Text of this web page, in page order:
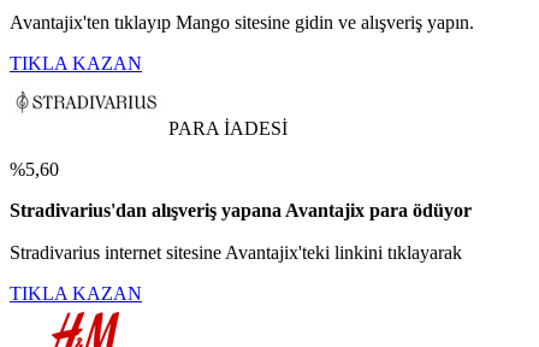
Avantajix'ten tıklayıp Mango sitesine gidin ve alışveriş yapın.
TIKLA KAZAN
PARA İADESİ
%5,60
Stradivarius'dan alışveriş yapana Avantajix para ödüyor
Stradivarius internet sitesine Avantajix'teki linkini tıklayarak
TIKLA KAZAN